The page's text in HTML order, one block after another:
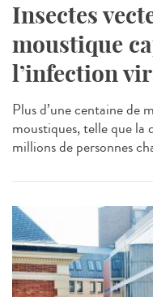
Insectes
moustique
l’infection
Plus d’une centaine de
moustiques, telle que la
millions de personnes